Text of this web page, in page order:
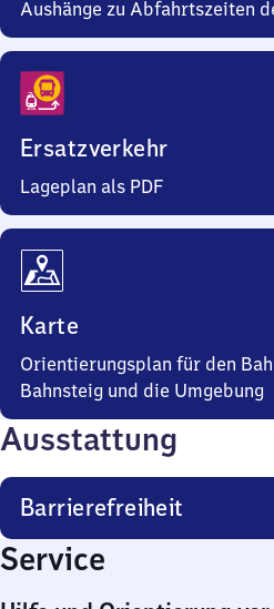
Aushänge zu Abfahrtszeiten
Ersatzverkehr
Lageplan als PDF
Karte
Orientierungsplan für den
Bahnsteig und die Umgebung
Ausstattung
Barrierefreiheit
Service